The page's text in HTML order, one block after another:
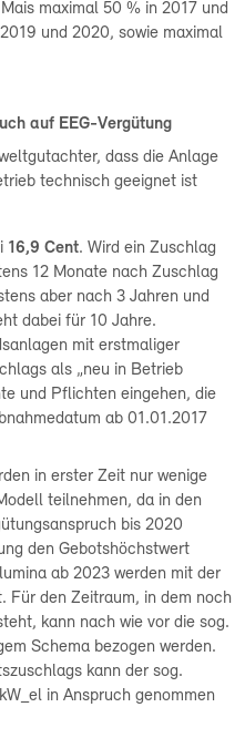
maximal 50 % in 2017 und
und 2020, sowie maximal
auf EEG-Vergütung
dass die Anlage
technisch geeignet ist
16,9 Cent. Wird ein Zuschlag
12 Monate nach Zuschlag
aber nach 3 Jahren und
dabei für 10 Jahre.
mit erstmaliger
als „neu in Betrieb
und Pflichten eingehen, die
ab 01.01.2017
in erster Zeit nur wenige
teilnehmen, da in den
bis 2020
den Gebotshöchstwert
ab 2023 werden mit der
Für den Zeitraum, in dem noch
kann nach wie vor die sog.
Schema bezogen werden.
kann der sog.
in Anspruch genommen